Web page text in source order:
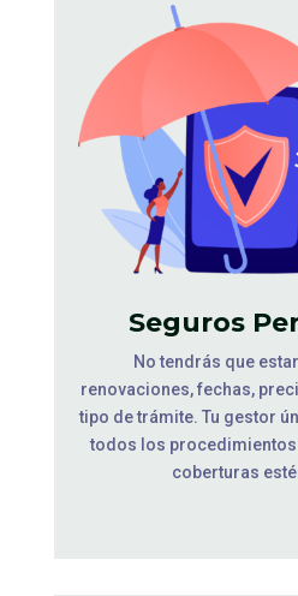
Seguros
No tendrás que
renovaciones, fechas,
tipo de trámite. Tu gestor
todos los procedimientos
coberturas